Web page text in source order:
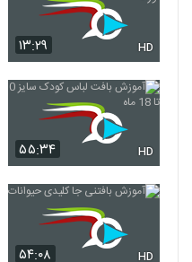
۱۳:۲۹ HD
۵۵:۳۴ HD
۵۴:۰۸ HD